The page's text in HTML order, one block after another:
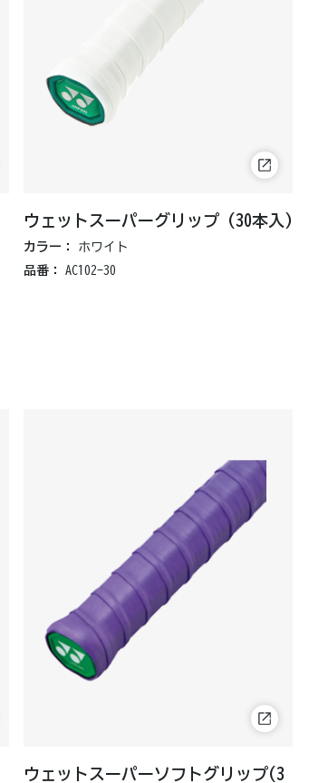
ウェットスーパーグリップ (30本入)
カラー：
ホワイト
品番：
AC102-30
ウェットスーパーソフトグリップ(3